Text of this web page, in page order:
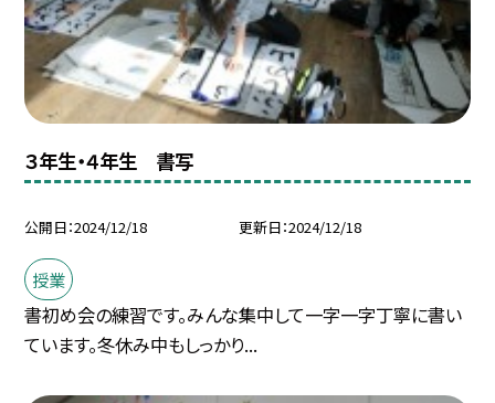
３年生・４年生 書写
公開日 2024/12/18 更新日 2024/12/18
授業
書初め会の練習です。みんな集中して一字一字丁寧に書い
ています。冬休み中もしっかり...